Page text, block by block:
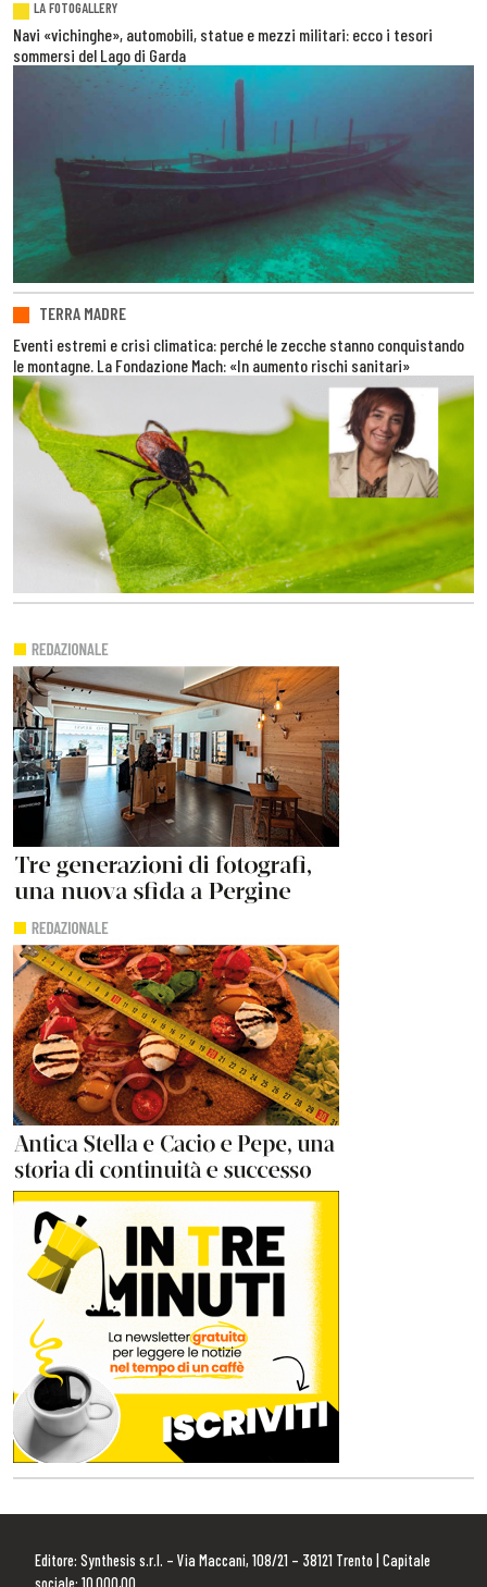
LA FOTOGALLERY
Navi «vichinghe», automobili, statue e mezzi militari: ecco i tesori
sommersi del Lago di Garda
TERRA MADRE
Eventi estremi e crisi climatica: perché le zecche stanno conquistando
le montagne. La Fondazione Mach: «In aumento rischi sanitari»
Editore: Synthesis s.r.l. – Via Maccani, 108/21 – 38121 Trento | Capitale